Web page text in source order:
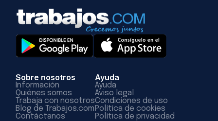
Sobre nosotros
Información
Quiénes somos
Trabaja con nosotros
Blog de Trabajos.com
Contáctanos
Ayuda
Ayuda
Aviso legal
Condiciones de uso
Política de cookies
Política de privacidad